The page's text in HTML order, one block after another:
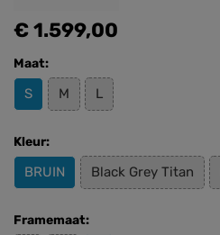
€ 1.599,00
Maat:
S M L
Kleur:
BRUIN Black Grey Titan
Framemaat: